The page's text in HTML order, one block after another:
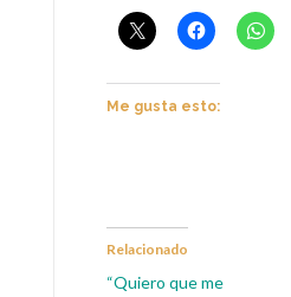
Me gusta esto:
Relacionado
“Quiero que me